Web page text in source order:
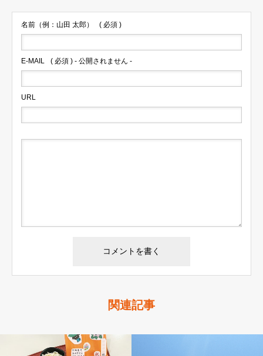
名前（例：山田 太郎） ( 必須 )
E-MAIL ( 必須 ) - 公開されません -
URL
関連記事